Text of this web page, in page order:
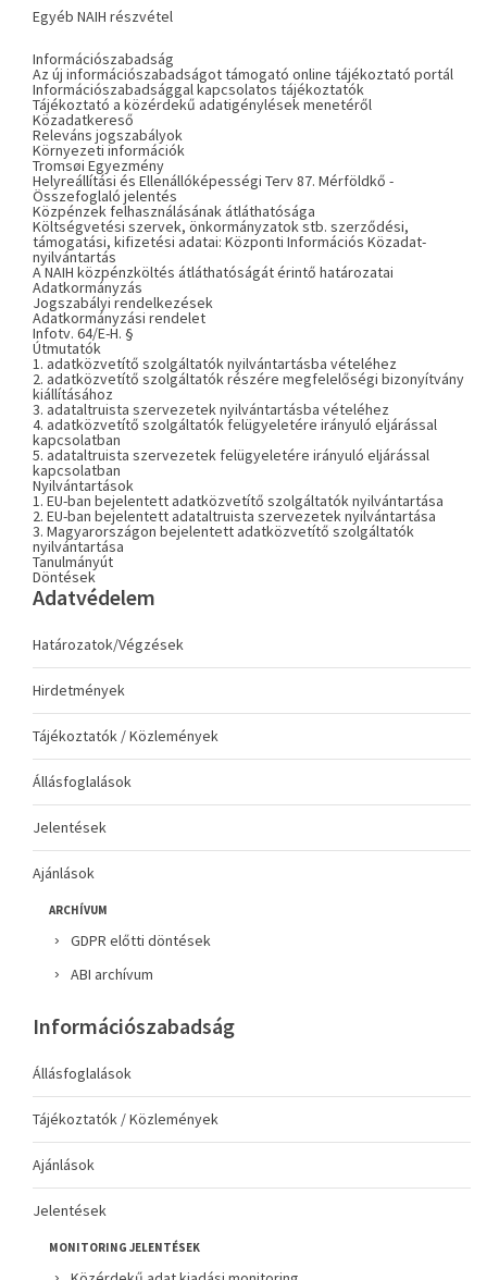
Egyéb NAIH részvétel
Információszabadság
Az új információszabadságot támogató online tájékoztató portál
Információszabadsággal kapcsolatos tájékoztatók
Tájékoztató a közérdekű adatigénylések menetéről
Közadatkereső
Releváns jogszabályok
Környezeti információk
Tromsøi Egyezmény
Helyreállítási és Ellenállóképességi Terv 87. Mérföldkő -
Összefoglaló jelentés
Közpénzek felhasználásának átláthatósága
Költségvetési szervek, önkormányzatok stb. szerződési,
támogatási, kifizetési adatai: Központi Információs Közadat-
nyilvántartás
A NAIH közpénzköltés átláthatóságát érintő határozatai
Adatkormányzás
Jogszabályi rendelkezések
Adatkormányzási rendelet
Infotv. 64/E-H. §
Útmutatók
1. adatközvetítő szolgáltatók nyilvántartásba vételéhez
2. adatközvetítő szolgáltatók részére megfelelőségi bizonyítvány
kiállításához
3. adataltruista szervezetek nyilvántartásba vételéhez
4. adatközvetítő szolgáltatók felügyeletére irányuló eljárással
kapcsolatban
5. adataltruista szervezetek felügyeletére irányuló eljárással
kapcsolatban
Nyilvántartások
1. EU-ban bejelentett adatközvetítő szolgáltatók nyilvántartása
2. EU-ban bejelentett adataltruista szervezetek nyilvántartása
3. Magyarországon bejelentett adatközvetítő szolgáltatók
nyilvántartása
Tanulmányút
Döntések
Adatvédelem
Határozatok/Végzések
Hirdetmények
Tájékoztatók / Közlemények
Állásfoglalások
Jelentések
Ajánlások
ARCHÍVUM
GDPR előtti döntések
ABI archívum
Információszabadság
Állásfoglalások
Tájékoztatók / Közlemények
Ajánlások
Jelentések
MONITORING JELENTÉSEK